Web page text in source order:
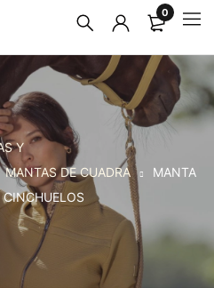
0
Y
MANTAS DE CUADRA
MANTA